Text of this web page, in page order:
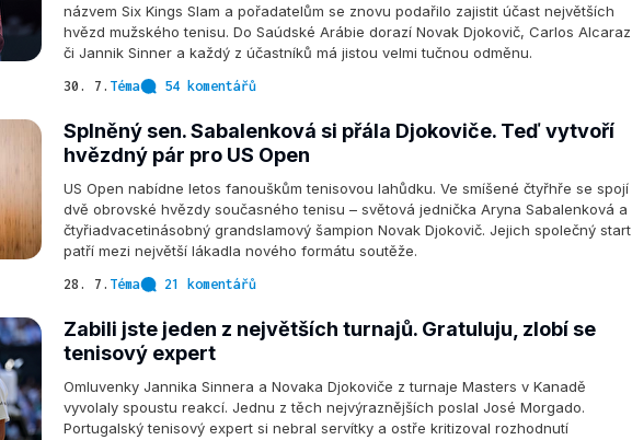
názvem Six Kings Slam a pořadatelům se znovu podařilo zajistit účast největších
hvězd mužského tenisu. Do Saúdské Arábie dorazí Novak Djokovič, Carlos Alcaraz
či Jannik Sinner a každý z účastníků má jistou velmi tučnou odměnu.
30. 7. Téma 54 komentářů
Splněný sen. Sabalenková si přála Djokoviče. Teď vytvoří
hvězdný pár pro US Open
US Open nabídne letos fanouškům tenisovou lahůdku. Ve smíšené čtyřhře se spojí
dvě obrovské hvězdy současného tenisu – světová jednička Aryna Sabalenková a
čtyřiadvacetinásobný grandslamový šampion Novak Djokovič. Jejich společný start
patří mezi největší lákadla nového formátu soutěže.
28. 7. Téma 21 komentářů
Zabili jste jeden z největších turnajů. Gratuluju, zlobí se
tenisový expert
Omluvenky Jannika Sinnera a Novaka Djokoviče z turnaje Masters v Kanadě
vyvolaly spoustu reakcí. Jednu z těch nejvýraznějších poslal José Morgado.
Portugalský tenisový expert si nebral servítky a ostře kritizoval rozhodnutí